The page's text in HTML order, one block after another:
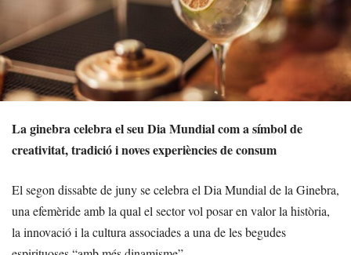
La ginebra celebra el seu Dia Mundial com a símbol de
creativitat, tradició i noves experiències de consum
El segon dissabte de juny se celebra el Dia Mundial de la Ginebra,
una efemèride amb la qual el sector vol posar en valor la història,
la innovació i la cultura associades a una de les begudes